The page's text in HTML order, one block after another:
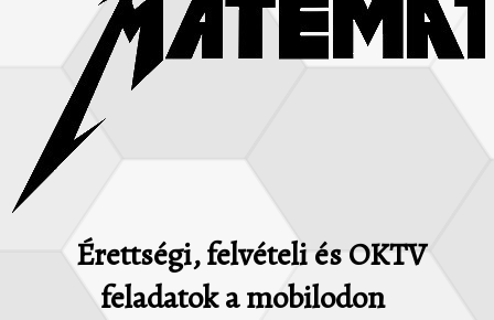
Érettségi, felvételi és OKTV
feladatok a mobilodon